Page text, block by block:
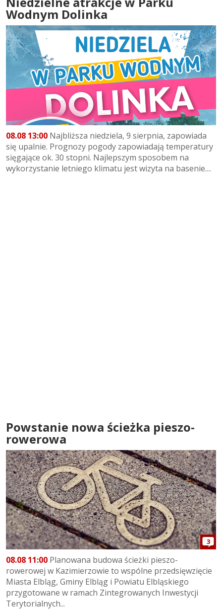
Wodnym Dolinka
08.08 13:00 Najbliższa niedziela, 9 sierpnia, zapowiada
się upalnie. Prognozy pogody zapowiadają temperatury
sięgające ok. 30 stopni. Najlepszym sposobem na
wykorzystanie letniego klimatu jest wizyta na basenie....
Powstanie nowa ścieżka pieszo-
rowerowa
3
08.08 11:00 Planowana budowa ścieżki pieszo-
rowerowej w Kazimierzowie to wspólne przedsięwzięcie
Miasta Elbląg, Gminy Elbląg i Powiatu Elbląskiego
przygotowane w ramach Zintegrowanych Inwestycji
Terytorialnych...